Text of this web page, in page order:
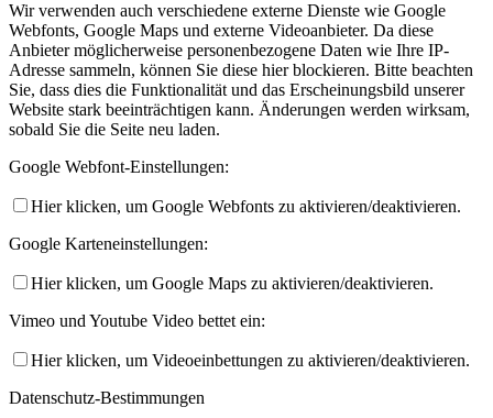
Wir verwenden auch verschiedene externe Dienste wie Google
Webfonts, Google Maps und externe Videoanbieter. Da diese
Anbieter möglicherweise personenbezogene Daten wie Ihre IP-
Adresse sammeln, können Sie diese hier blockieren. Bitte beachten
Sie, dass dies die Funktionalität und das Erscheinungsbild unserer
Website stark beeinträchtigen kann. Änderungen werden wirksam,
sobald Sie die Seite neu laden.
Google Webfont-Einstellungen:
Hier klicken, um Google Webfonts zu aktivieren/deaktivieren.
Google Karteneinstellungen:
Hier klicken, um Google Maps zu aktivieren/deaktivieren.
Vimeo und Youtube Video bettet ein:
Hier klicken, um Videoeinbettungen zu aktivieren/deaktivieren.
Datenschutz-Bestimmungen